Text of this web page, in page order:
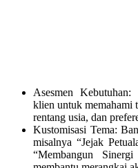
Asesmen
klien untuk memahami
rentang usia, dan
Kustomisasi Tema:
misalnya “Jejak
“Membangun